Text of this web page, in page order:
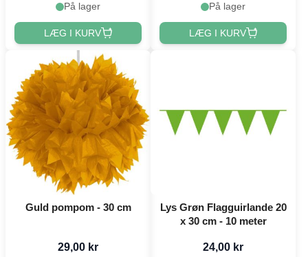
På lager
LÆG I KURV
På lager
LÆG I KURV
Guld pompom - 30 cm
29,00 kr
Lys Grøn Flagguirlande 20
x 30 cm - 10 meter
24,00 kr